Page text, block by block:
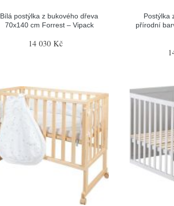
Bílá postýlka z bukového dřeva
70x140 cm Forrest – Vipack
14 030 Kč
Postýlka
přírodní